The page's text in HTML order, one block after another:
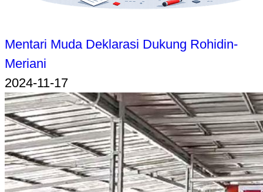
Mentari Muda Deklarasi Dukung Rohidin-
Meriani
2024-11-17